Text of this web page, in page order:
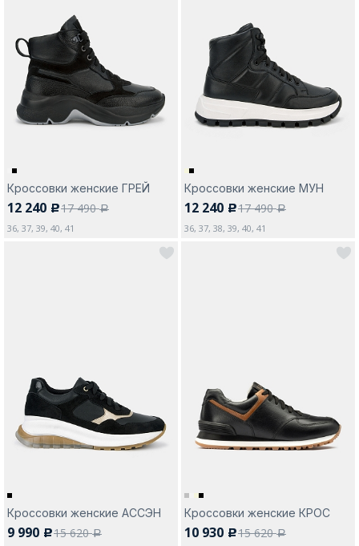
Кроссовки женские ГРЕЙ
12 240 c17 490a
36, 37, 39, 40, 41
Кроссовки женские МУН
12 240 c17 490a
36, 37, 38, 39, 40, 41
Кроссовки женские АССЭН
9 990 c15 620a
Кроссовки женские КРОС
10 930 c15 620a